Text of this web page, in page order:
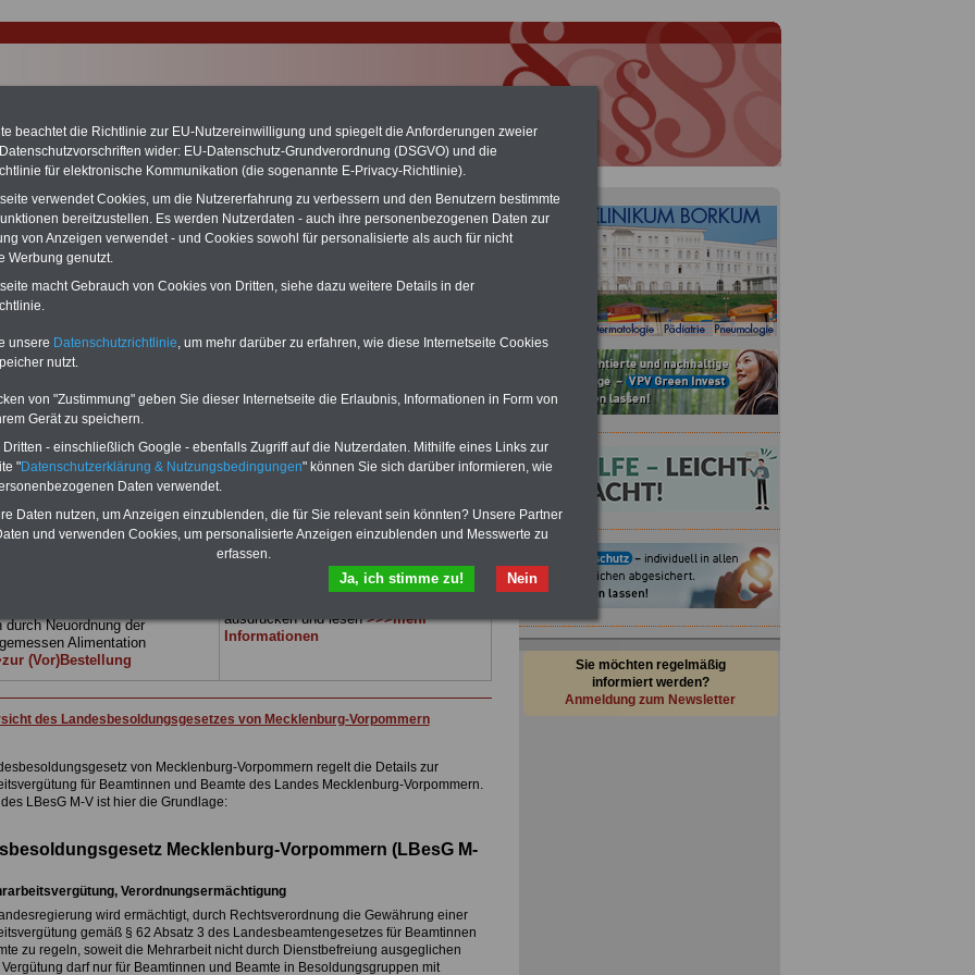
in Mecklenburg-Vorpommern
ABO
mit drei Ratgebern für
Euro: Wissenswertes für
und Beamte,
in Bund und Ländern.
Ratgeber sind übersichtlich
und erläutern auch komplizierte
verständlich geregelt (auch
fürBeschäftigte (Beamte und
von Mecklenburg-
. DasBEHÖRDEN-
kann hier bestellt werden
durch Neuordnung der
Alimentation
(Vor)Bestellung
PDF-SERVICE:
Zehn Bücher bzw. eBooks zu
Komplett-preis von 15 Euro im Jahr
herunterladen, auch für Beschäftigte -
Beamte und Tarifbeschäftigte - des
Landes Mecklenburg-
behandeln Beamtenrecht, Besoldung,
Beihilferecht, Beamtenver-sorgungsrecht,
Rund ums Geld, Nebentätigkeitsrecht,
Frauen im öffentl. Dienst. und
Berufseinstieg im öffentlichen Dienst.
ausdrucken und lesen>>>mehr
Informationen
des Landesbesoldungsgesetzes von Mecklenburg-Vorpommern
von Mecklenburg-Vorpommern regelt die Details zur
für Beamtinnen und Beamte des Landes Mecklenburg-Vorpommern.
LBesG M-V ist hier die Grundlage:
Mecklenburg-Vorpommern (LBesG M-
Verordnungsermächtigung
wird ermächtigt, durch Rechtsverordnung die Gewährung einer
gemäß § 62 Absatz 3 des Landesbeamtengesetzes für Beamtinnen
zu regeln, soweit die Mehrarbeit nicht durch Dienstbefreiung ausgeglichen
darf nur für Beamtinnen und Beamte in Besoldungsgruppen mit
Sie möchten regelmäßig
informiert werden?
Anmeldung zum Newsletter
beachtet die Richtlinie zur EU-Nutzereinwilligung und spiegelt die Anforderungen zweier
wider: EU-Datenschutz-Grundverordnung (DSGVO) und die
für elektronische Kommunikation (die sogenannte E-Privacy-Richtlinie).
verwendet Cookies, um die Nutzererfahrung zu verbessern und den Benutzern bestimmte
bereitzustellen. Es werden Nutzerdaten - auch ihre personenbezogenen Daten zur
von Anzeigen verwendet - und Cookies sowohl für personalisierte als auch für nicht
Werbung genutzt.
macht Gebrauch von Cookies von Dritten, siehe dazu weitere Details in der
unsere Datenschutzrichtlinie, um mehr darüber zu erfahren, wie diese Internetseite Cookies
nutzt.
von "Zustimmung" geben Sie dieser Internetseite die Erlaubnis, Informationen in Form von
Gerät zu speichern.
- einschließlich Google - ebenfalls Zugriff auf die Nutzerdaten. Mithilfe eines Links zur
"Datenschutzerklärung & Nutzungsbedingungen" können Sie sich darüber informieren, wie
Daten verwendet.
Daten nutzen, um Anzeigen einzublenden, die für Sie relevant sein könnten? Unsere Partner
und verwenden Cookies, um personalisierte Anzeigen einzublenden und Messwerte zu
erfassen.
Nein
Ja, ich stimme zu!